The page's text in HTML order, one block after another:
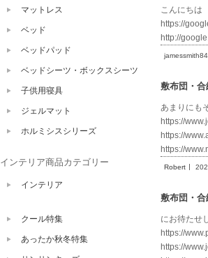
こんにちは
https://
http://
敷布団・
あまりにも
https://
https://
https://
Robert
敷布団・
にお待たせ
https://
https://
マットレス
ベッド
ベッドパッド
ベッドシーツ・ボックスシーツ
子供用寝具
ジェルマット
ホルミシスシリーズ
インテリア商品カテゴリー
インテリア
クール特集
あったか秋冬特集